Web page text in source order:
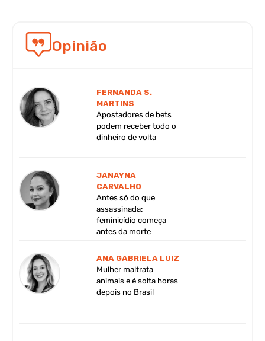
Opinião
FERNANDA S.
MARTINS
Apostadores de bets
podem receber todo o
dinheiro de volta
JANAYNA
CARVALHO
Antes só do que
assassinada:
feminicídio começa
antes da morte
ANA GABRIELA LUIZ
Mulher maltrata
animais e é solta horas
depois no Brasil